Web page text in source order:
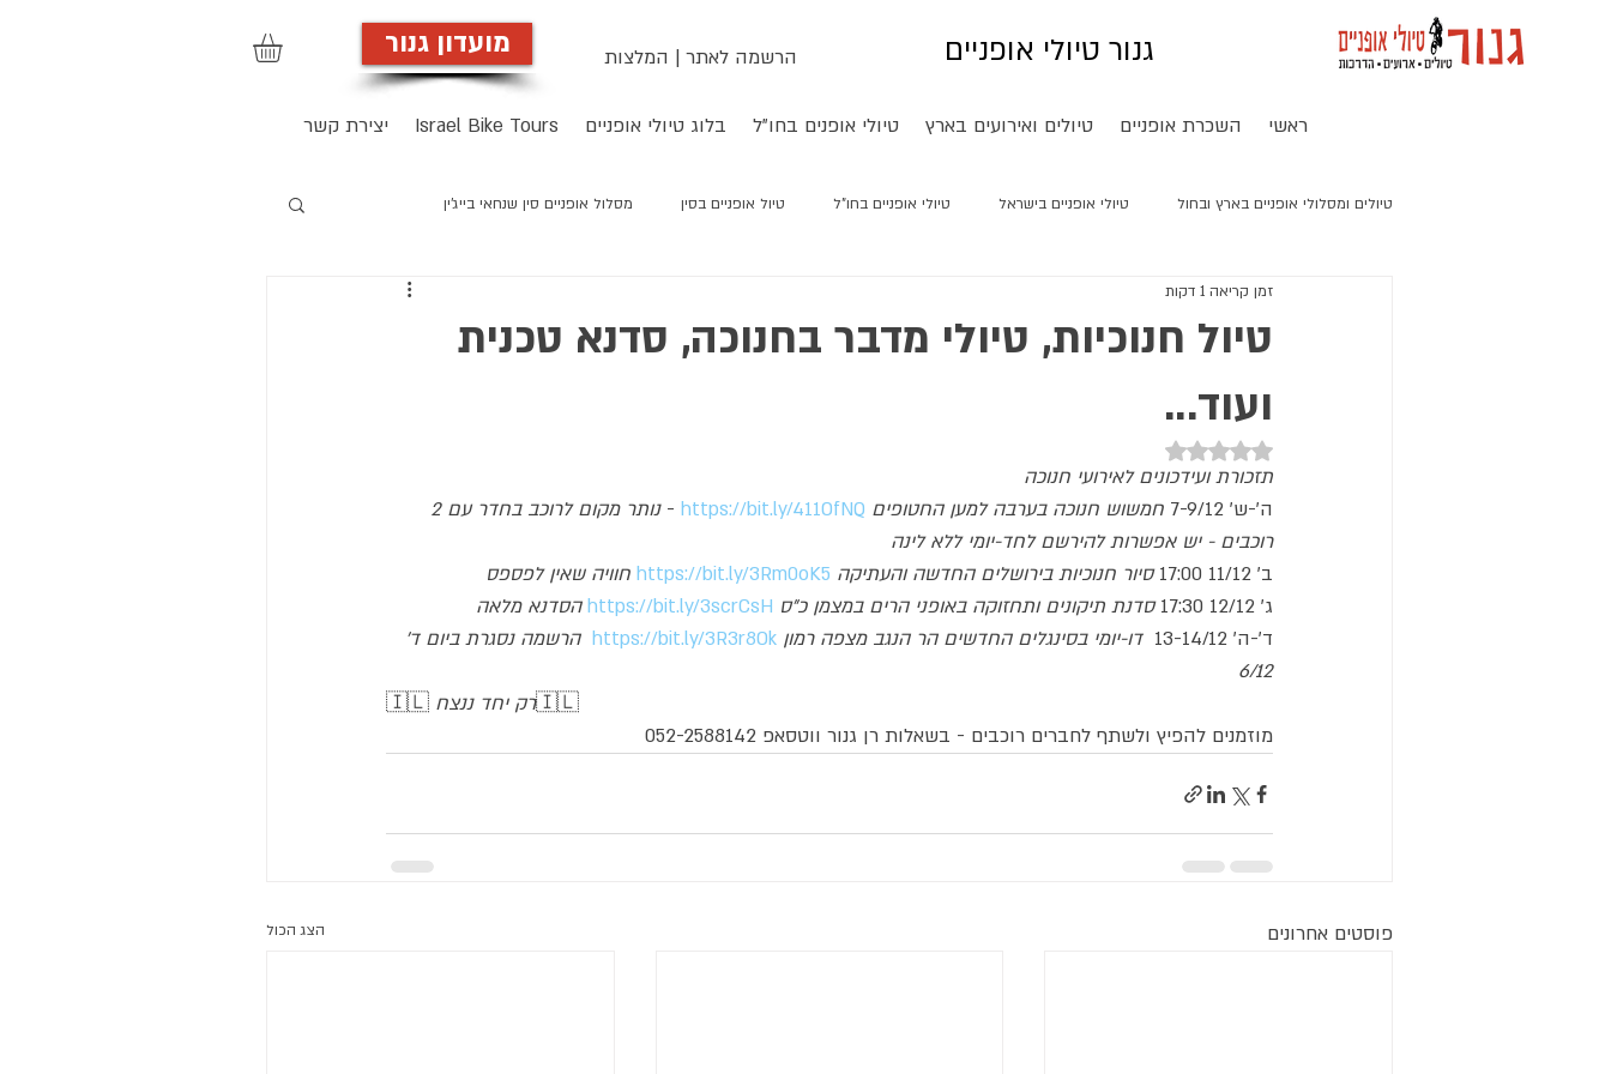
מועדון גנור הרשמה לאתר | המלצות גנור טיולי אופניים
ראשי השכרת אופניים טיולים ואירועים בארץ טיולי אופנים בחו"ל בלוג טיולי אופניים Israel Bike Tours יצירת קשר
טיולים ומסלולי אופניים בארץ ובחול טיולי אופניים בישראל טיולי אופניים בחו"ל טיול אופניים בסין מסלול אופניים סין שנחאי בייג'ין
טיול אופניים חשמליים בסין
טיול חנוכיות, טיולי מדבר בחנוכה, סדנא טכנית
ועוד...
זמן קריאה 1 דקות
דירוג של NaN מתוך 5 כוכבים
תזכורת ועידכונים לאירועי חנוכה
ה'-ש' 7-9/12
חמשוש חנוכה בערבה למען החטופים https://bit.ly/411OfNQ
-
רוכבים - יש אפשרות להירשם לחד-יומי ללא לינה
ב' 11/12 17:00
סיור חנוכיות בירושלים החדשה והעתיקה https://bit.ly/3Rm0oK5 חוויה שאין לפספס
ג' 12/12 17:30
סדנת תיקונים ותחזוקה באופני הרים במצמן כ"ס https://bit.ly/3scrCsH הסדנא מלאה
ד'-ה' 13-14/12
דו-יומי בסינגלים החדשים הר הנגב מצפה רמון https://bit.ly/3R3r8Ok הרשמה נסגרת ביום ד'
6/12
🇮🇱 רק יחד ננצח🇮🇱
מוזמנים להפיץ ולשתף לחברים רוכבים - בשאלות רן גנור ווטסאפ 052-2588142
פוסטים אחרונים הצג הכול